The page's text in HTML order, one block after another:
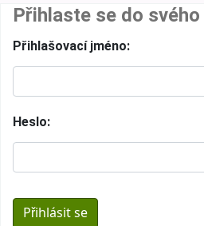
Přihlaste se do
Přihlašovací jméno:
Heslo: